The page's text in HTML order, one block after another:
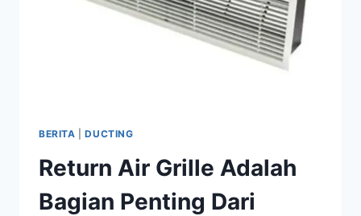
BERITA |DUCTING
Return Air Grille Adalah
Bagian Penting Dari